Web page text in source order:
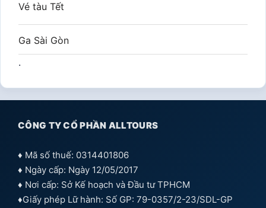
Vé tàu Tết
Ga Sài Gòn
.
CÔNG TY CỔ PHẦN ALLTOURS
♦ Mã số thuế: 0314401806
♦ Ngày cấp: Ngày 12/05/2017
♦ Nơi cấp: Sở Kế hoạch và Đầu tư TPHCM
♦Giấy phép Lữ hành: Số GP: 79-0357/2-23/SDL-GP